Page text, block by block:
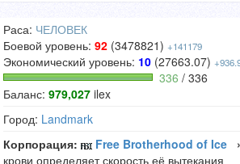
Раса: ЧЕЛОВЕК
Боевой уровень: 92 (3478821) +141179
Экономический уровень: 10 (27663.07)
336 / 336
Баланс: 979,027 ilex
Город: Landmark
Корпорация:
Free Brotherhood of Ice
крови определяет скорость её вытекания